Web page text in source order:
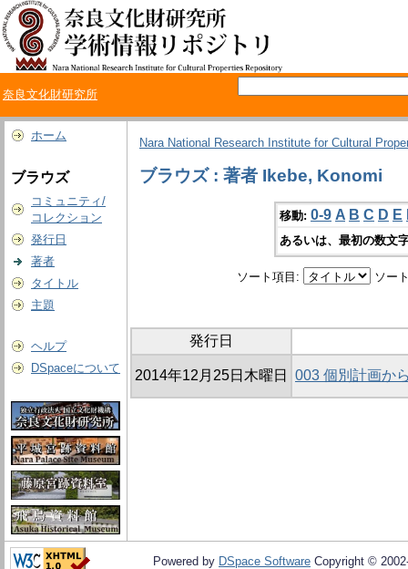
奈良文化財研究所
ホーム
ブラウズ
コミュニティ/
コレクション
発行日
著者
タイトル
主題
ヘルプ
DSpaceについて
Nara National Research Institute for Cultural
ブラウズ : 著者 Ikebe, Konomi
移動: 0-9 A B C D E
あるいは、最初の数文
ソート項目: ソー
発行日
2014年12月25日木曜日 003 個別計画か
Powered by DSpace Software Copyright ©